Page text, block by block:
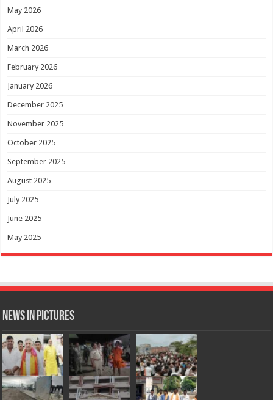
May 2026
April 2026
March 2026
February 2026
January 2026
December 2025
November 2025
October 2025
September 2025
August 2025
July 2025
June 2025
May 2025
News in Pictures